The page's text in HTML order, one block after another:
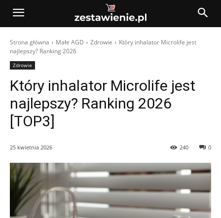
Strona główna Małe AGD Zdrowie
Który inhalator Microlife jest
najlepszy? Ranking 2026
Zdrowie
Który inhalator Microlife jest
najlepszy? Ranking 2026
[TOP3]
25 kwietnia 2026 0
240